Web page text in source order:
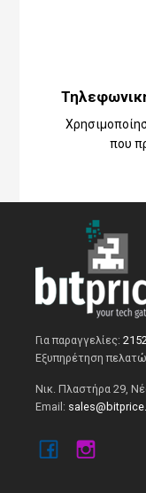
που
Για παραγγελίες:
Εξυπηρέτηση
Νικ. Πλαστήρα 29,
Email: